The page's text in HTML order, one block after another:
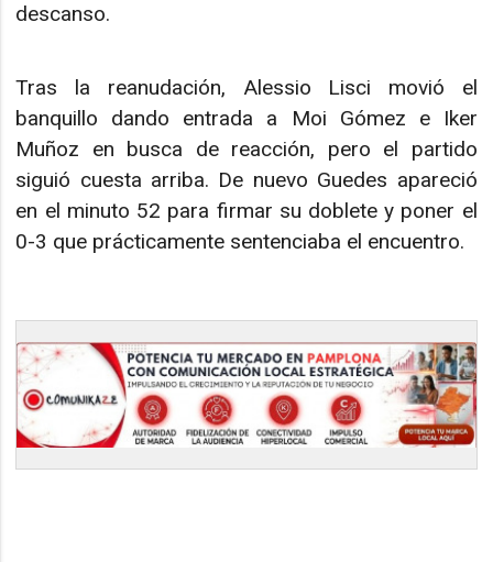
descanso.
Tras la reanudación, Alessio Lisci movió el
banquillo dando entrada a Moi Gómez e Iker
Muñoz en busca de reacción, pero el partido
siguió cuesta arriba. De nuevo Guedes apareció
en el minuto 52 para firmar su doblete y poner el
0-3 que prácticamente sentenciaba el encuentro.